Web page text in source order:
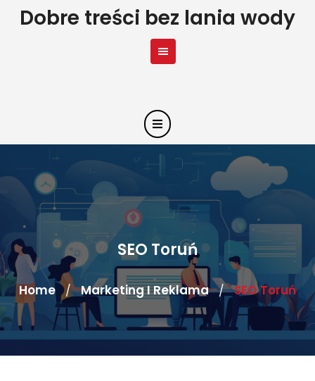
SkipDobre treści bez lania wody
SEO Toruń
Home / Marketing I Reklama / SEO Toruń